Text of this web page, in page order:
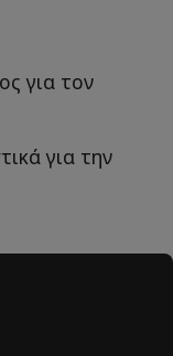
για τον
για την